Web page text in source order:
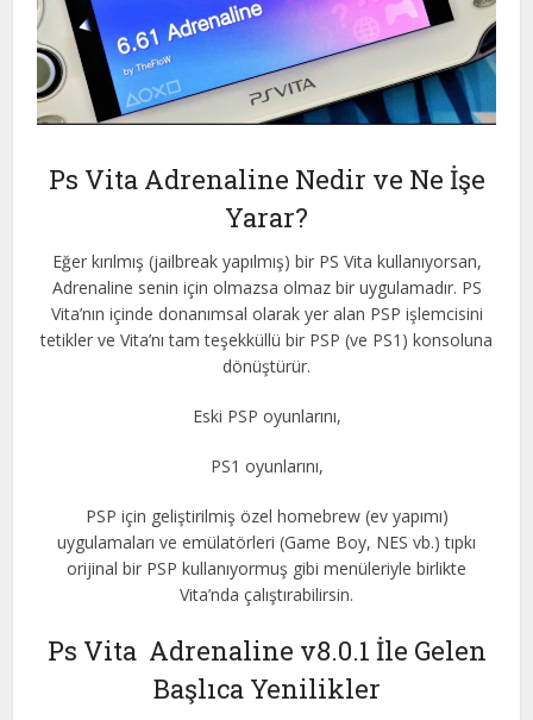
Ps Vita Adrenaline Nedir ve Ne İşe
Yarar?
Eğer kırılmış (jailbreak yapılmış) bir PS Vita kullanıyorsan,
Adrenaline senin için olmazsa olmaz bir uygulamadır. PS
Vita’nın içinde donanımsal olarak yer alan PSP işlemcisini
tetikler ve Vita’nı tam teşekküllü bir PSP (ve PS1) konsoluna
dönüştürür.
Eski PSP oyunlarını,
PS1 oyunlarını,
PSP için geliştirilmiş özel homebrew (ev yapımı)
uygulamaları ve emülatörleri (Game Boy, NES vb.) tıpkı
orijinal bir PSP kullanıyormuş gibi menüleriyle birlikte
Vita’nda çalıştırabilirsin.
Ps Vita Adrenaline v8.0.1 İle Gelen
Başlıca Yenilikler